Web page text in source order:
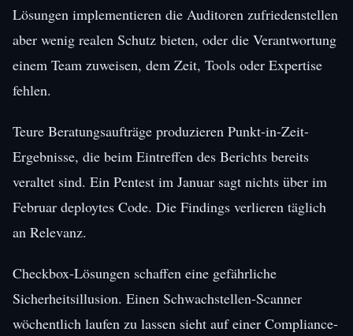
Lösungen implementieren die Auditoren zufriedenstellen
aber wenig realen Schutz bieten, oder die Verantwortung
einem Team zuweisen, dem Zeit, Tools oder Expertise
fehlen.
Teure Beratungsaufträge produzieren Punkt-in-Zeit-
Ergebnisse, die beim Eintreffen des Berichts bereits
veraltet sind. Ein Pentest im Januar sagt nichts über im
Februar deploytes Code. Die Findings verlieren täglich
an Relevanz.
Checkbox-Lösungen schaffen eine gefährliche
Sicherheitsillusion. Einen Schwachstellen-Scanner
wöchentlich laufen zu lassen sieht auf einer Compliance-